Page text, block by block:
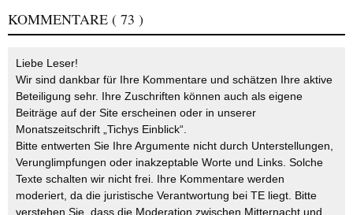
KOMMENTARE ( 73 )
Liebe Leser!
Wir sind dankbar für Ihre Kommentare und schätzen Ihre aktive
Beteiligung sehr. Ihre Zuschriften können auch als eigene
Beiträge auf der Site erscheinen oder in unserer
Monatszeitschrift „Tichys Einblick“.
Bitte entwerten Sie Ihre Argumente nicht durch Unterstellungen,
Verunglimpfungen oder inakzeptable Worte und Links. Solche
Texte schalten wir nicht frei. Ihre Kommentare werden
moderiert, da die juristische Verantwortung bei TE liegt. Bitte
verstehen Sie, dass die Moderation zwischen Mitternacht und